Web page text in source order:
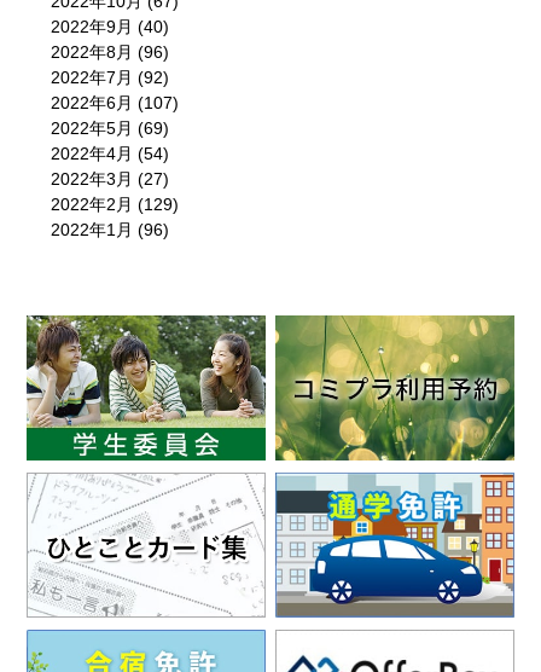
2022年9月 (40)
2022年8月 (96)
2022年7月 (92)
2022年6月 (107)
2022年5月 (69)
2022年4月 (54)
2022年3月 (27)
2022年2月 (129)
2022年1月 (96)